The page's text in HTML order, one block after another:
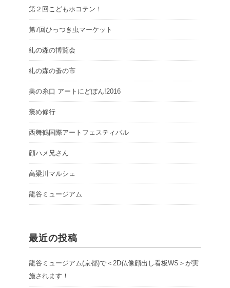
第２回こどもホコテン！
第7回ひっつき虫マーケット
糺の森の博覧会
糺の森の蚤の市
美の糸口 アートにどぼん!2016
褒め修行
西舞鶴国際アートフェスティバル
顔ハメ兄さん
高梁川マルシェ
龍谷ミュージアム
最近の投稿
龍谷ミュージアム(京都)で＜2D仏像顔出し看板WS＞が実
施されます！